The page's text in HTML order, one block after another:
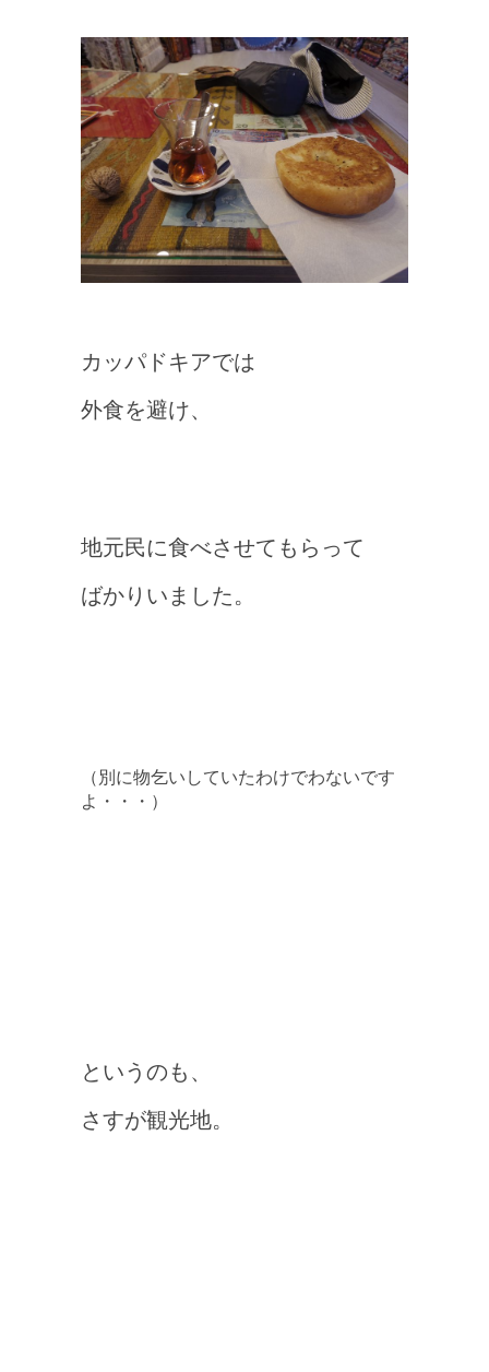
カッパドキアでは
外食を避け、
地元民に食べさせてもらって
ばかりいました。
（別に物乞いしていたわけでわないです
よ・・・）
というのも、
さすが観光地。